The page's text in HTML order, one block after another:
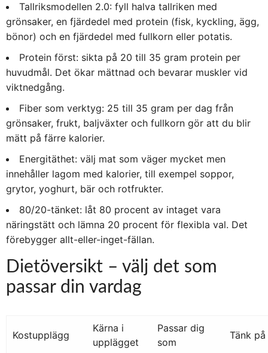
Tallriksmodellen 2.0: fyll halva tallriken med
grönsaker, en fjärdedel med protein (fisk, kyckling, ägg,
bönor) och en fjärdedel med fullkorn eller potatis.
Protein först: sikta på 20 till 35 gram protein per
huvudmål. Det ökar mättnad och bevarar muskler vid
viktnedgång.
Fiber som verktyg: 25 till 35 gram per dag från
grönsaker, frukt, baljväxter och fullkorn gör att du blir
mätt på färre kalorier.
Energitäthet: välj mat som väger mycket men
innehåller lagom med kalorier, till exempel soppor,
grytor, yoghurt, bär och rotfrukter.
80/20-tänket: låt 80 procent av intaget vara
näringstätt och lämna 20 procent för flexibla val. Det
förebygger allt-eller-inget-fällan.
Dietöversikt – välj det som
passar din vardag
Kostupplägg
Kärna i
upplägget
Passar dig
som
Tänk på